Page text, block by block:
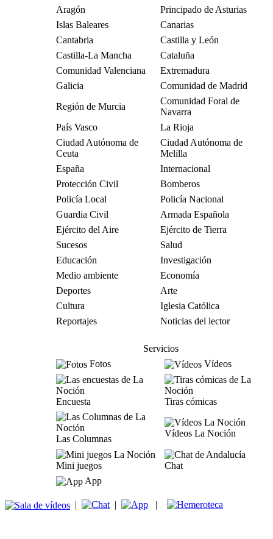
Aragón
Principado de Asturias
Islas Baleares
Canarias
Cantabria
Castilla y León
Castilla-La Mancha
Cataluña
Comunidad Valenciana
Extremadura
Galicia
Comunidad de Madrid
Región de Murcia
Comunidad Foral de
Navarra
País Vasco
La Rioja
Ciudad Autónoma de
Ceuta
Ciudad Autónoma de
Melilla
España
Internacional
Protección Civil
Bomberos
Policía Local
Policía Nacional
Guardia Civil
Armada Española
Ejército del Aire
Ejército de Tierra
Sucesos
Salud
Educación
Investigación
Medio ambiente
Economía
Deportes
Arte
Cultura
Iglesia Católica
Reportajes
Noticias del lector
Servicios
Fotos
Vídeos
Encuesta Tiras cómicas
Las Columnas
Vídeos La Noción
Mini juegos
Chat
App
| | |